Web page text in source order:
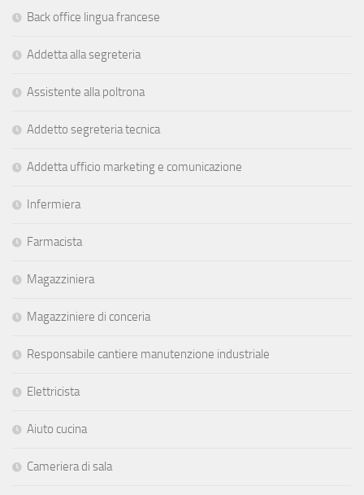
Back office lingua francese
Addetta alla segreteria
Assistente alla poltrona
Addetto segreteria tecnica
Addetta ufficio marketing e comunicazione
Infermiera
Farmacista
Magazziniera
Magazziniere di conceria
Responsabile cantiere manutenzione industriale
Elettricista
Aiuto cucina
Cameriera di sala